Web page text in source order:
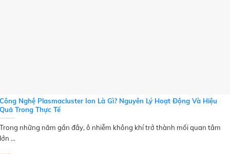
Công Nghệ Plasmacluster Ion Là Gì? Nguyên Lý Hoạt Động Và Hiệu
Quả Trong Thực Tế
Trong những năm gần đây, ô nhiễm không khí trở thành mối quan tâm
lớn ...